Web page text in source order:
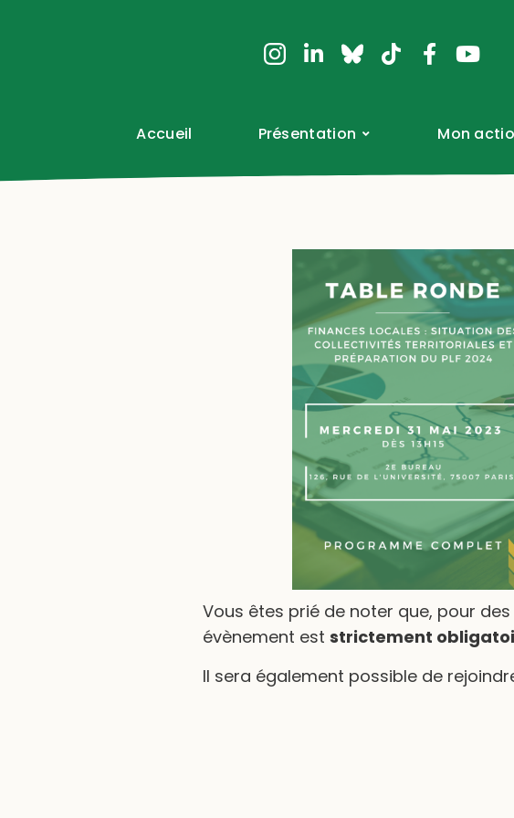
Accueil Présentation Mon
Vous êtes prié de noter que, pour
évènement est strictement
Il sera également possible de